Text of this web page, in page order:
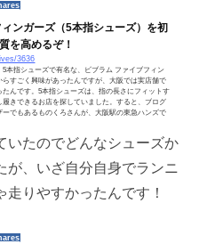
ンガーズ（5本指シューズ）を初
を高めるぞ！
3636
本指シューズで有名な、ビブラム ファイブフィン
らすごく興味があったんですが、大阪では実店舗で
んです。5本指シューズは、指の長さにフィットす
履きできるお店を探していました。すると、ブログ
でもあるものくろさんが、大阪駅の東急ハンズで
いたのでどんなシューズか
が、いざ自分自身でランニ
りやすかったんです！